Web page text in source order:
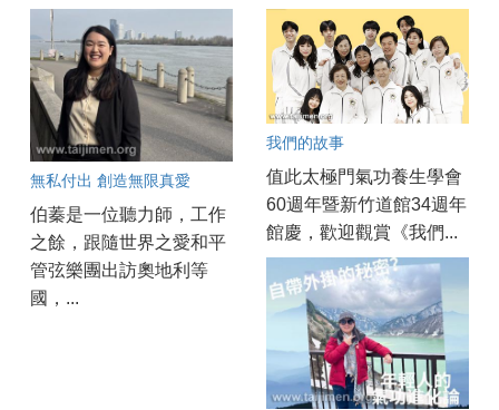
無私付出 創造無限真愛
伯蓁是一位聽力師，工作
之餘，跟隨世界之愛和平
管弦樂團出訪奧地利等
國，...
我們的故事
值此太極門氣功養生學會
60週年暨新竹道館34週年
館慶，歡迎觀賞《我們...